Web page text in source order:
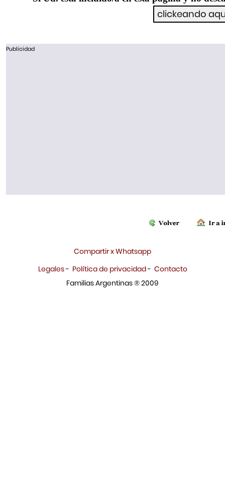
Publicidad
Compartir x Whatsapp
Legales- Política de privacidad- Contacto
Familias Argentinas ® 2009